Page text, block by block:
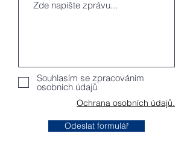
Souhlasím se zpracováním
osobních údajů
Ochrana osobních údajů.
Odeslat formulář